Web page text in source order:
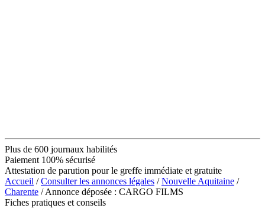
Plus de 600 journaux habilités
Paiement 100% sécurisé
Attestation de parution pour le greffe immédiate et gratuite
Accueil /Consulter les annonces légales /Nouvelle Aquitaine /
Charente / Annonce déposée : CARGO FILMS
Fiches pratiques et conseils